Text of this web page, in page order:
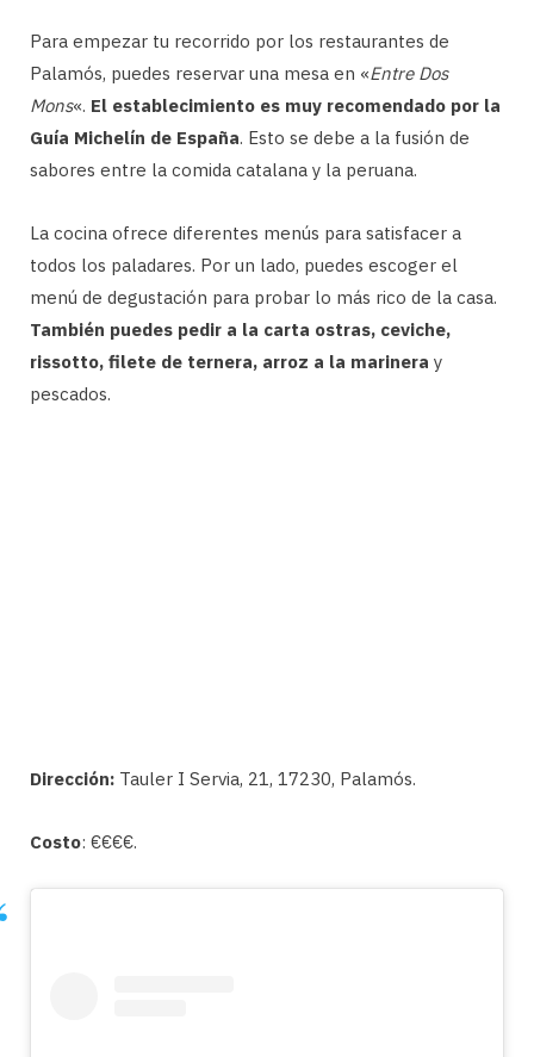
Para empezar tu recorrido por los restaurantes de
Palamós, puedes reservar una mesa en «Entre Dos
Mons«. El establecimiento es muy recomendado por la
Guía Michelín de España. Esto se debe a la fusión de
sabores entre la comida catalana y la peruana.
La cocina ofrece diferentes menús para satisfacer a
todos los paladares. Por un lado, puedes escoger el
menú de degustación para probar lo más rico de la casa.
También puedes pedir a la carta ostras, ceviche,
rissotto, filete de ternera, arroz a la marinera y
pescados.
Dirección: Tauler I Servia, 21, 17230, Palamós.
Costo: €€€€.